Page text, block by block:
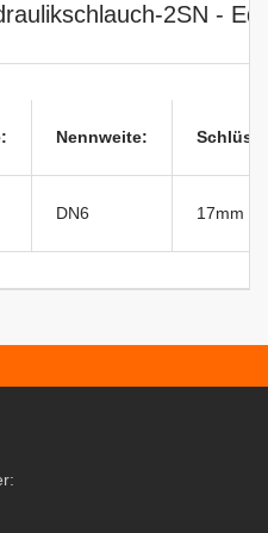
2SN -
Nennweite:
DN6 17mm